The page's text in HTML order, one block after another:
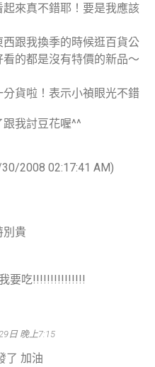
起來真不錯耶！要是我應該
跟我換季的時候逛百貨公
的都是沒有特價的新品～
貨啦！表示小禎眼光不錯
我討豆花喔^^
2008 02:17:41 AM)
別貴
要吃!!!!!!!!!!!!!!!
日 晚上7:15
了 加油